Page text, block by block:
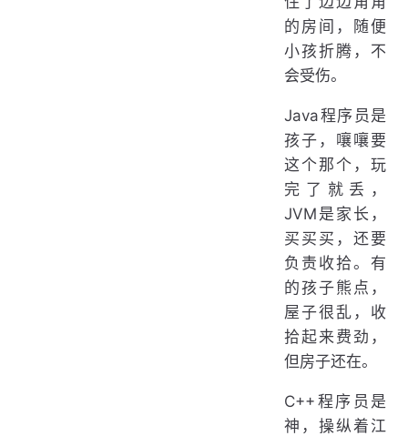
的房间，随便
小孩折腾，不
会受伤。
Java程序员是
孩子，嚷嚷要
这个那个，玩
完了就丢，
JVM是家长，
买买买，还要
负责收拾。有
的孩子熊点，
屋子很乱，收
拾起来费劲，
但房子还在。
C++程序员是
神，操纵着江